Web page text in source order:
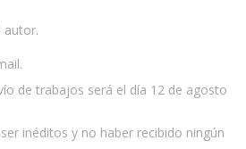
autor.
de trabajos será el día 12 de agosto
inéditos y no haber recibido ningún